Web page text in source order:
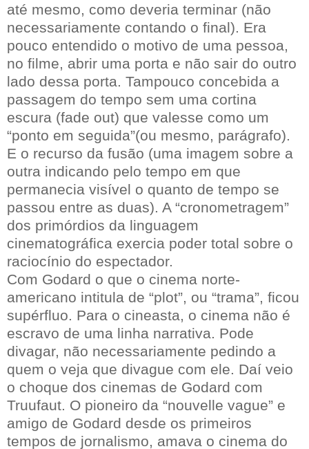
até mesmo, como deveria terminar (não
necessariamente contando o final). Era
pouco entendido o motivo de uma pessoa,
no filme, abrir uma porta e não sair do outro
lado dessa porta. Tampouco concebida a
passagem do tempo sem uma cortina
escura (fade out) que valesse como um
“ponto em seguida”(ou mesmo, parágrafo).
E o recurso da fusão (uma imagem sobre a
outra indicando pelo tempo em que
permanecia visível o quanto de tempo se
passou entre as duas). A “cronometragem”
dos primórdios da linguagem
cinematográfica exercia poder total sobre o
raciocínio do espectador.
Com Godard o que o cinema norte-
americano intitula de “plot”, ou “trama”, ficou
supérfluo. Para o cineasta, o cinema não é
escravo de uma linha narrativa. Pode
divagar, não necessariamente pedindo a
quem o veja que divague com ele. Daí veio
o choque dos cinemas de Godard com
Truufaut. O pioneiro da “nouvelle vague” e
amigo de Godard desde os primeiros
tempos de jornalismo, amava o cinema do